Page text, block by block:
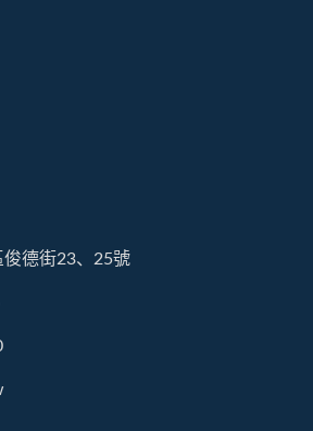
德街23、25號